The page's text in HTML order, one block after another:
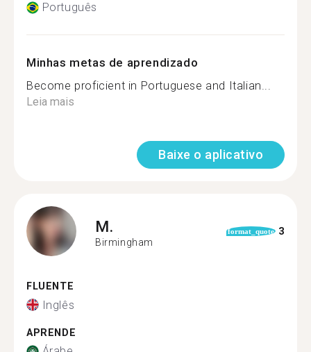
Português
Minhas metas de aprendizado
Become proficient in Portuguese and Italian...
Leia mais
Baixe o aplicativo
M.
Birmingham
format_quote 3
FLUENTE
Inglês
APRENDE